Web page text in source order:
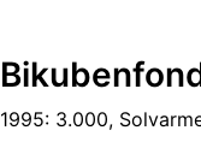
Bikubenf
1995: 3.000,